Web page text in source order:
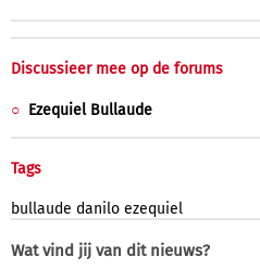
Discussieer mee op de forums
Ezequiel Bullaude
Tags
bullaude danilo ezequiel
Wat vind jij van dit nieuws?